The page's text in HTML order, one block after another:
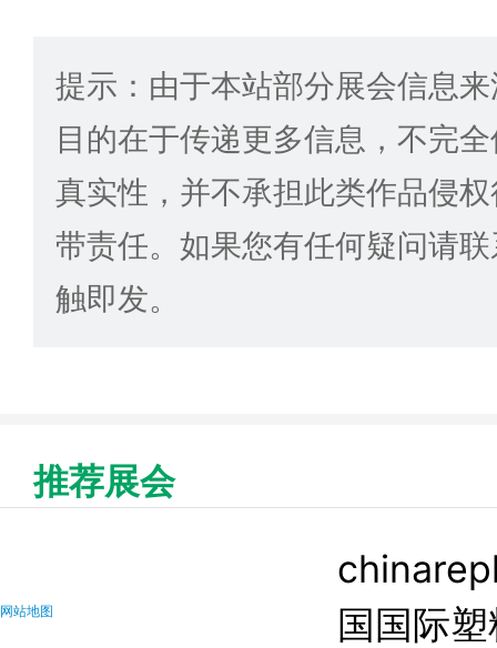
提示：由于本站部分展会信息
目的在于传递更多信息，不完
真实性，并不承担此类作品侵
带责任。如果您有任何疑问请
触即发。
推荐展会
国国际
网站地图